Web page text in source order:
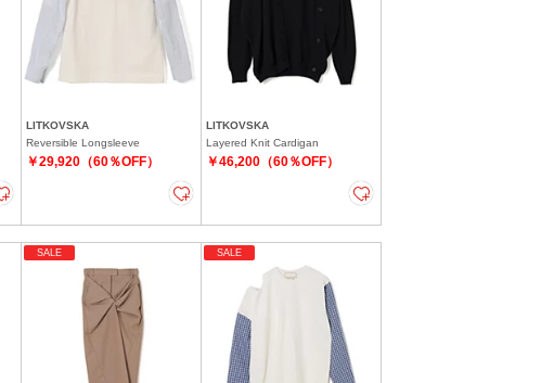
LITKOVSKA
Reversible Longsleeve
￥29,920（60％OFF）
LITKOVSKA
Layered Knit Cardigan
￥46,200（60％OFF）
SALE SALE